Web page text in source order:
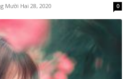
Mười Hai 28, 2020 0